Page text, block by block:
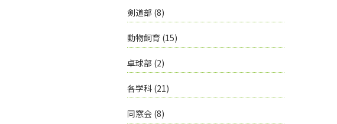
剣道部 (8)
動物飼育 (15)
卓球部 (2)
各学科 (21)
同窓会 (8)